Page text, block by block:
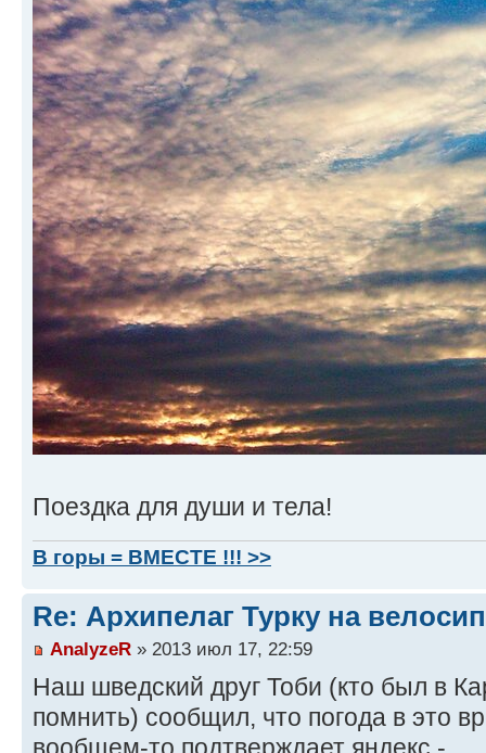
Поездка для души и тела!
В горы = ВМЕСТЕ !!! >>
Re: Архипелаг Турку на
AnalyzeR » 2013 июл 17, 22:59
Наш шведский друг Тоби (кто был в
помнить) сообщил, что погода в это